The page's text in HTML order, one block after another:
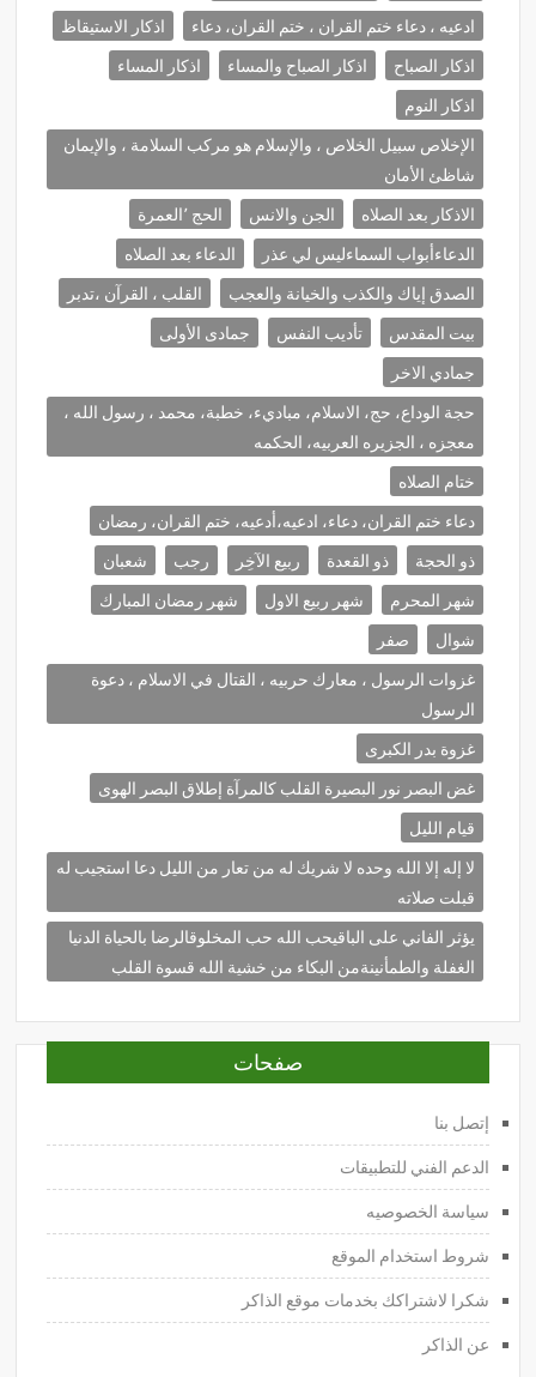
ادعيه ، دعاء ختم القران ، ختم القران، دعاء
اذكار الاستيقاظ
اذكار الصباح
اذكار الصباح والمساء
اذكار المساء
اذكار النوم
الإخلاص سبيل الخلاص ، والإسلام هو مركب السلامة ، والإيمان
شاظئ الأمان
الاذكار بعد الصلاه
الجن والانس
الحج ٬العمرة
الدعاءأبواب السماءليس لي عذر
الدعاء بعد الصلاه
الصدق إياك والكذب والخيانة والعجب
القلب ، القرآن ،تدبر
بيت المقدس
تأديب النفس
جمادى الأولى
جمادي الاخر
حجة الوداع، حج، الاسلام، مباديء، خطبة، محمد ، رسول الله ،
معجزه ، الجزيره العربيه، الحكمه
ختام الصلاه
دعاء ختم القران، دعاء، ادعيه،أدعيه، ختم القران، رمضان
ذو الحجة
ذو القعدة ربيع الآخِر رجب
شعبان
شهر المحرم
شهر ربيع الاول
شهر رمضان المبارك
شوال
صفر
غزوات الرسول ، معارك حربيه ، القتال في الاسلام ، دعوة
الرسول
غزوة بدر الكبرى
غض البصر نور البصيرة القلب كالمرآة إطلاق البصر الهوى
قيام الليل
لا إله إلا الله وحده لا شريك له من تعار من الليل دعا استجيب له
قبلت صلاته
يؤثر الفاني على الباقيحب الله حب المخلوقالرضا بالحياة الدنيا
الغفلة والطمأنينةمن البكاء من خشية الله قسوة القلب
صفحات
إتصل بنا
الدعم الفني للتطبيقات
سياسة الخصوصيه
شروط استخدام الموقع
شكرا لاشتراكك بخدمات موقع الذاكر
عن الذاكر